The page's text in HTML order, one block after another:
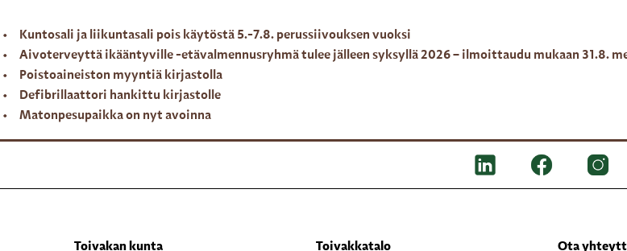
Kuntosali ja liikuntasali pois käytöstä 5.-7.8. perussiivouksen vuoksi
Aivoterveyttä ikääntyville -etävalmennusryhmä tulee jälleen syksyllä 2026 – ilmoittaudu mukaan 31.8.
Poistoaineiston myyntiä kirjastolla
Defibrillaattori hankittu kirjastolle
Matonpesupaikka on nyt avoinna
Toivakan kunta Toivakkatalo Ota